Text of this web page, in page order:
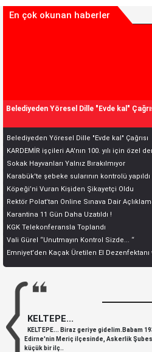
En çok okunan haberler
Belediyeden Yöresel Dille "Evde kal"
Belediyeden Yöresel Dille "Evde kal" Çağrısı
KARDEMİR işçileri AA'nın 100. yılı için özel
Sokak Hayvanları Yalnız Bırakılmıyor
Karabük'te şebeke sularının kontrolü yapıldı
Köpeği’ni Vuran Kişiden Şikayetçi Oldu
Rektör Polat’tan Online Sınava Dair
Karantina 11 Gün Daha Uzatıldı !
KGK Telekonferansla Toplandı
Vali Gürel “Unutmayın Kontrol Sizde... “
Emniyet’den Kaçak Üretilen El
KELTEPE...
KELTEPE... Biraz geriye gidelim.Babam
Edirne'nin Meriç ilçesinde, Askerlik
küçük bir ilç..